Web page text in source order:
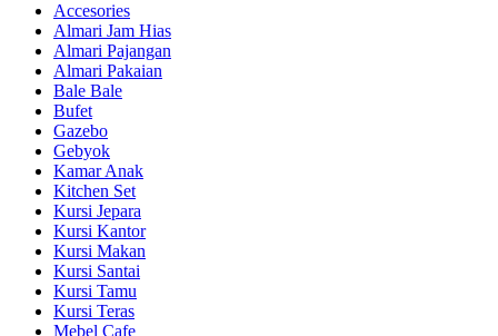
Accesories
Almari Jam Hias
Almari Pajangan
Almari Pakaian
Bale Bale
Bufet
Gazebo
Gebyok
Kamar Anak
Kitchen Set
Kursi Jepara
Kursi Kantor
Kursi Makan
Kursi Santai
Kursi Tamu
Kursi Teras
Mebel Cafe